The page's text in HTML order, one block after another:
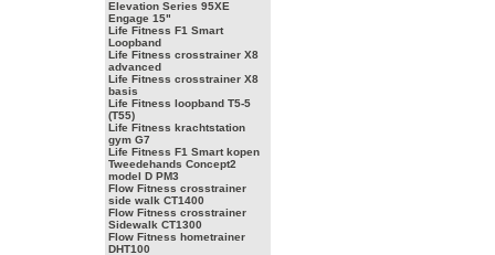
Elevation Series 95XE
Engage 15"
Life Fitness F1 Smart
Loopband
Life Fitness crosstrainer X8
advanced
Life Fitness crosstrainer X8
basis
Life Fitness loopband T5-5
(T55)
Life Fitness krachtstation
gym G7
Life Fitness F1 Smart kopen
Tweedehands Concept2
model D PM3
Flow Fitness crosstrainer
side walk CT1400
Flow Fitness crosstrainer
Sidewalk CT1300
Flow Fitness hometrainer
DHT100